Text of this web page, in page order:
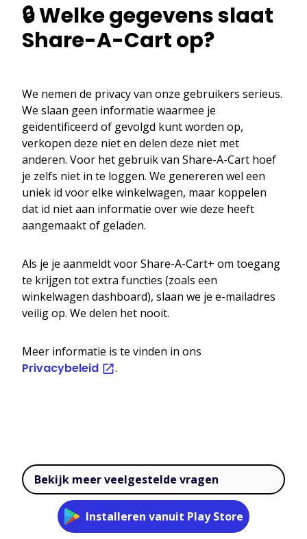
🔒 Welke gegevens slaat
Share-A-Cart op?
We nemen de privacy van onze gebruikers serieus.
We slaan geen informatie waarmee je
geïdentificeerd of gevolgd kunt worden op,
verkopen deze niet en delen deze niet met
anderen. Voor het gebruik van Share-A-Cart hoef
je zelfs niet in te loggen. We genereren wel een
uniek id voor elke winkelwagen, maar koppelen
dat id niet aan informatie over wie deze heeft
aangemaakt of geladen.
Als je je aanmeldt voor Share-A-Cart+ om toegang
te krijgen tot extra functies (zoals een
winkelwagen dashboard), slaan we je e-mailadres
veilig op. We delen het nooit.
Meer informatie is te vinden in ons
Privacybeleid .
Bekijk meer veelgestelde vragen
Installeren vanuit Play Store